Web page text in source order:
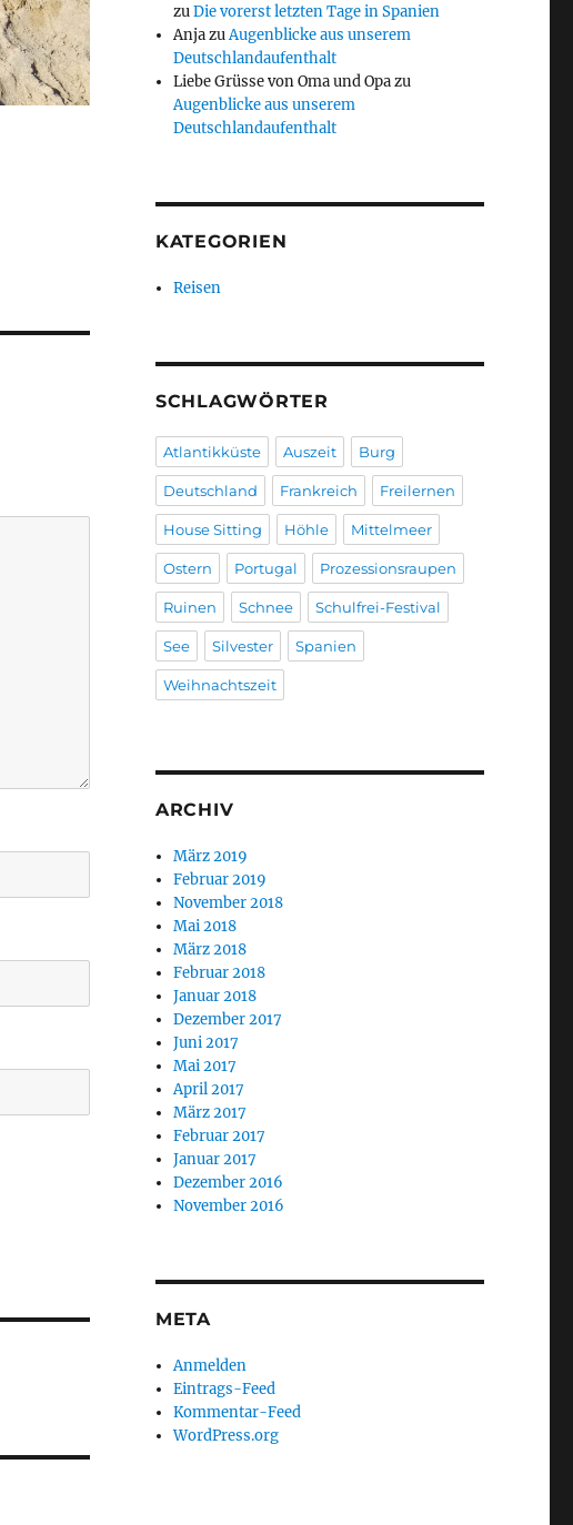
zuDie vorerst letzten Tage in Spanien
AnjazuAugenblicke aus unserem
Deutschlandaufenthalt
Liebe Grüsse von Oma und Opazu
Augenblicke aus unserem
Deutschlandaufenthalt
KATEGORIEN
Reisen
SCHLAGWÖRTER
Atlantikküste Auszeit Burg
Deutschland Frankreich Freilernen
House Sitting Höhle Mittelmeer
Ostern Portugal Prozessionsraupen
Ruinen Schnee Schulfrei-Festival
See Silvester Spanien
Weihnachtszeit
ARCHIV
März 2019
Februar 2019
November 2018
Mai 2018
März 2018
Februar 2018
Januar 2018
Dezember 2017
Juni 2017
Mai 2017
April 2017
März 2017
Februar 2017
Januar 2017
Dezember 2016
November 2016
META
Anmelden
Eintrags-Feed
Kommentar-Feed
WordPress.org